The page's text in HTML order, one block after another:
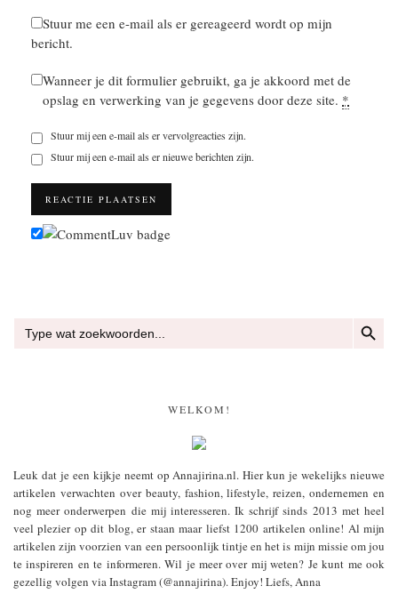
Stuur me een e-mail als er gereageerd wordt op mijn
bericht.
Wanneer je dit formulier gebruikt, ga je akkoord met de
opslag en verwerking van je gegevens door deze site. *
Stuur mij een e-mail als er vervolgreacties zijn.
Stuur mij een e-mail als er nieuwe berichten zijn.
naar:
WELKOM!
Leuk dat je een kijkje neemt op Annajirina.nl. Hier kun je wekelijks nieuwe
artikelen verwachten over beauty, fashion, lifestyle, reizen, ondernemen en
nog meer onderwerpen die mij interesseren. Ik schrijf sinds 2013 met heel
veel plezier op dit blog, er staan maar liefst 1200 artikelen online! Al mijn
artikelen zijn voorzien van een persoonlijk tintje en het is mijn missie om jou
te inspireren en te informeren. Wil je meer over mij weten? Je kunt me ook
gezellig volgen via Instagram (@annajirina). Enjoy! Liefs, Anna